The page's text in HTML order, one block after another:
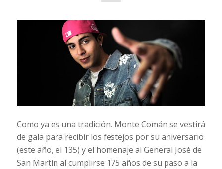
Como ya es una tradición, Monte Comán se vestirá
de gala para recibir los festejos por su aniversario
(este año, el 135) y el homenaje al General José de
San Martín al cumplirse 175 años de su paso a la